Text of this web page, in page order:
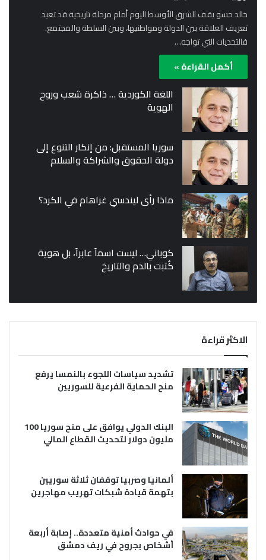
خالد حسو يقف الشرق الأوسط اليوم أمام مرحلة تاريخية قد تعيد
تعريف العلاقة بين الدولة ومواطنيها، وبين السلطة والمجتمع.
فالتحديات التي تواجه…
أكمل القراءة »
اللغة الكوردية … ذاكرة شعب وروح
الهوية
سوريا المستقبل: من إنكار التنوع إلى
دولة الحقوق والشراكة والسلام
ماذا رأى ليندسي غراهام في الكرد؟
كوباني… ليست اسماً عابراً، بل هوية
كُتبت بالدم والتاريخ
الاكثر قراءة
تشديد سياسات اللجوء بالنمسا يرفع
منح الحماية الفرعية للسوريين
البنك الدولي يوافق على منح سوريا 100
مليون دولار لتحديث القطاع المالي
ألمانيا وصربيا توقفان ثلاثة سوريين
بتهمة قيادة شبكات تهريب مهاجرين
في حوادث أمنية متعددة.. إصابة أربعة
أشخاص بجروح في ريف دمشق